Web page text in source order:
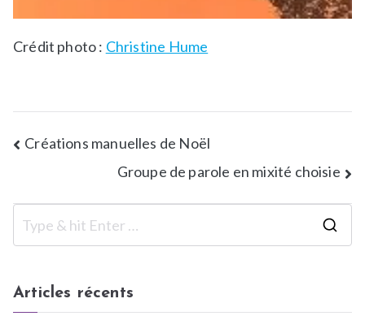
Crédit photo : Christine Hume
Créations manuelles de Noël
Groupe de parole en mixité choisie
Articles récents